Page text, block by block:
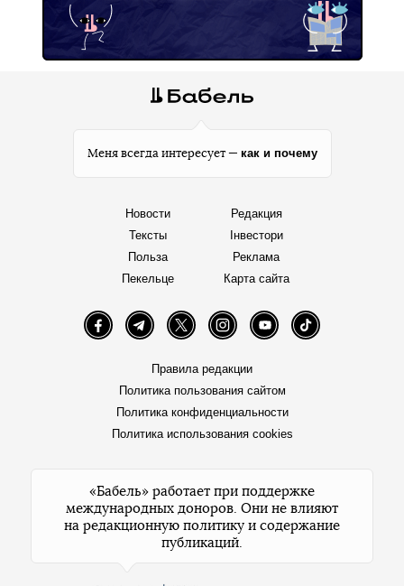
Меня всегда интересует — как и почему
Новости
Тексты
Польза
Пекельце
Редакция
Інвестори
Реклама
Карта сайта
FacebookTelegramTwitter InstagramYouTube TikTok
Правила редакции
Политика пользования сайтом
Политика конфиденциальности
Политика использования cookies
«Бабель» работает при поддержке
международных доноров. Они не влияют
на редакционную политику и содержание
публикаций.